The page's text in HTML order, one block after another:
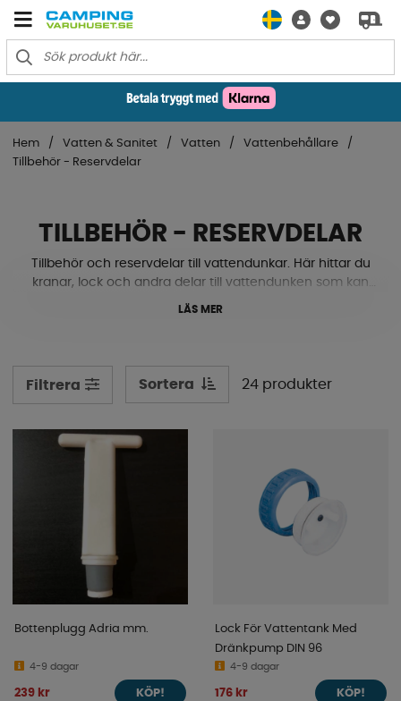
Hem Vatten & Sanitet Vatten
Vattenbehållare
Tillbehör - Reservdelar
TILLBEHÖR - RESERVDELAR
Tillbehör och reservdelar till vattendunkar. Här hittar du
kranar, lock och andra delar till vattendunken som kan
behöva bytas ut. Se här nere!
LÄS MER
Filtrera Sortera 24 produkter
Bottenplugg Adria mm.
4-9 dagar
239 kr KÖP!
Lock För Vattentank Med
Dränkpump DIN 96
4-9 dagar
176 kr KÖP!